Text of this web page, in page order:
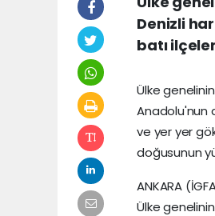
Denizli
batı
Ülke
Anadolu'nun
ve yer yer
doğusunun
ANKARA
Ülke